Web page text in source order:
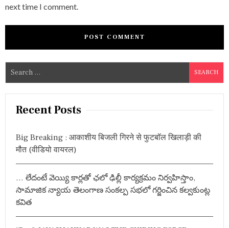
next time I comment.
a
Recent Posts
Big Breaking : आकाशीय बिजली गिरने से फुटबॉल खिलाड़ी की
मौत (वीडियो वायरल)
… లేదంటే వెయ్యి కార్లతో ఛలో ఢిల్లీ కార్యక్రమం నిర్వహిస్తాం,
సామాజిక న్యాయ తెలంగాణ సంకల్ప సభలో గర్జించిన కల్వకుంట్ల
కవిత